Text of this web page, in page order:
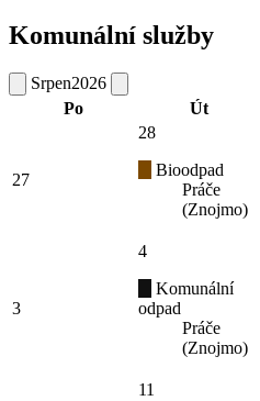
Komunální služby
Srpen2026
Po
Út
27
28
Bioodpad
Práče
(Znojmo)
3
4
Komunální
odpad
Práče
(Znojmo)
11